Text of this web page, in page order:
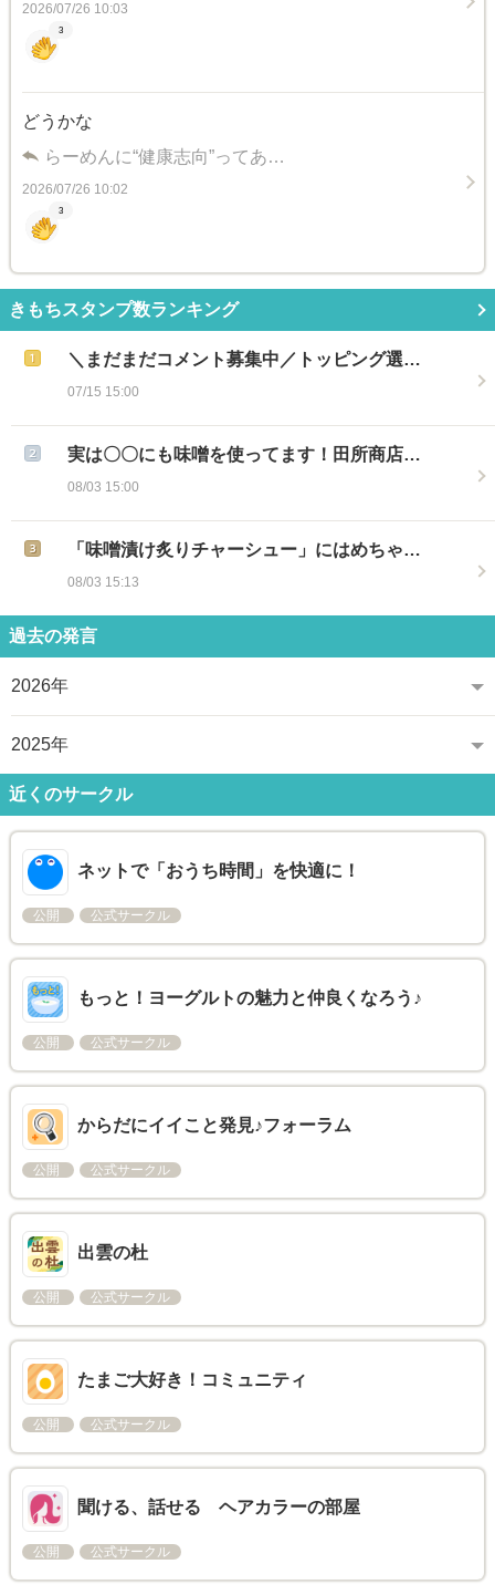
2026/07/26 10:03
3
どうかな
らーめんに“健康志向”ってあ…
2026/07/26 10:02
3
きもちスタンプ数ランキング
＼まだまだコメント募集中／トッピング選…
07/15 15:00
実は〇〇にも味噌を使ってます！田所商店…
08/03 15:00
「味噌漬け炙りチャーシュー」にはめちゃ…
08/03 15:13
過去の発言
2026年
2025年
近くのサークル
ネットで「おうち時間」を快適に！
公開 公式サークル
もっと！ヨーグルトの魅力と仲良くなろう♪
公開 公式サークル
からだにイイこと発見♪フォーラム
公開 公式サークル
出雲の杜
公開 公式サークル
たまご大好き！コミュニティ
公開 公式サークル
聞ける、話せる ヘアカラーの部屋
公開 公式サークル